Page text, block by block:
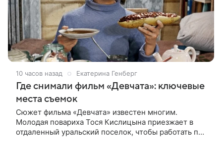
10 часов назад Екатерина Генберг
Где снимали фильм «Девчата»: ключевые
места съемок
Сюжет фильма «Девчата» известен многим.
Молодая повариха Тося Кислицына приезжает в
отдаленный уральский поселок, чтобы работать по